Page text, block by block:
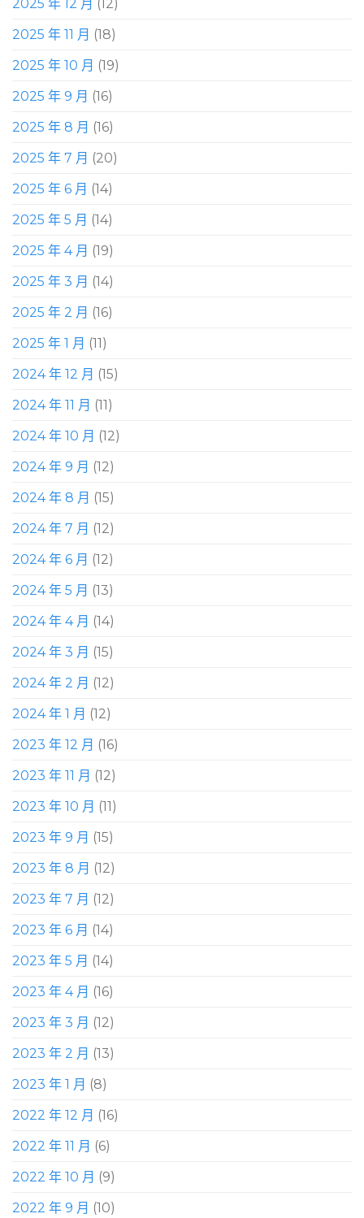
2025 年 12 月 (12)
2025 年 11 月 (18)
2025 年 10 月 (19)
2025 年 9 月 (16)
2025 年 8 月 (16)
2025 年 7 月 (20)
2025 年 6 月 (14)
2025 年 5 月 (14)
2025 年 4 月 (19)
2025 年 3 月 (14)
2025 年 2 月 (16)
2025 年 1 月 (11)
2024 年 12 月 (15)
2024 年 11 月 (11)
2024 年 10 月 (12)
2024 年 9 月 (12)
2024 年 8 月 (15)
2024 年 7 月 (12)
2024 年 6 月 (12)
2024 年 5 月 (13)
2024 年 4 月 (14)
2024 年 3 月 (15)
2024 年 2 月 (12)
2024 年 1 月 (12)
2023 年 12 月 (16)
2023 年 11 月 (12)
2023 年 10 月 (11)
2023 年 9 月 (15)
2023 年 8 月 (12)
2023 年 7 月 (12)
2023 年 6 月 (14)
2023 年 5 月 (14)
2023 年 4 月 (16)
2023 年 3 月 (12)
2023 年 2 月 (13)
2023 年 1 月 (8)
2022 年 12 月 (16)
2022 年 11 月 (6)
2022 年 10 月 (9)
2022 年 9 月 (10)